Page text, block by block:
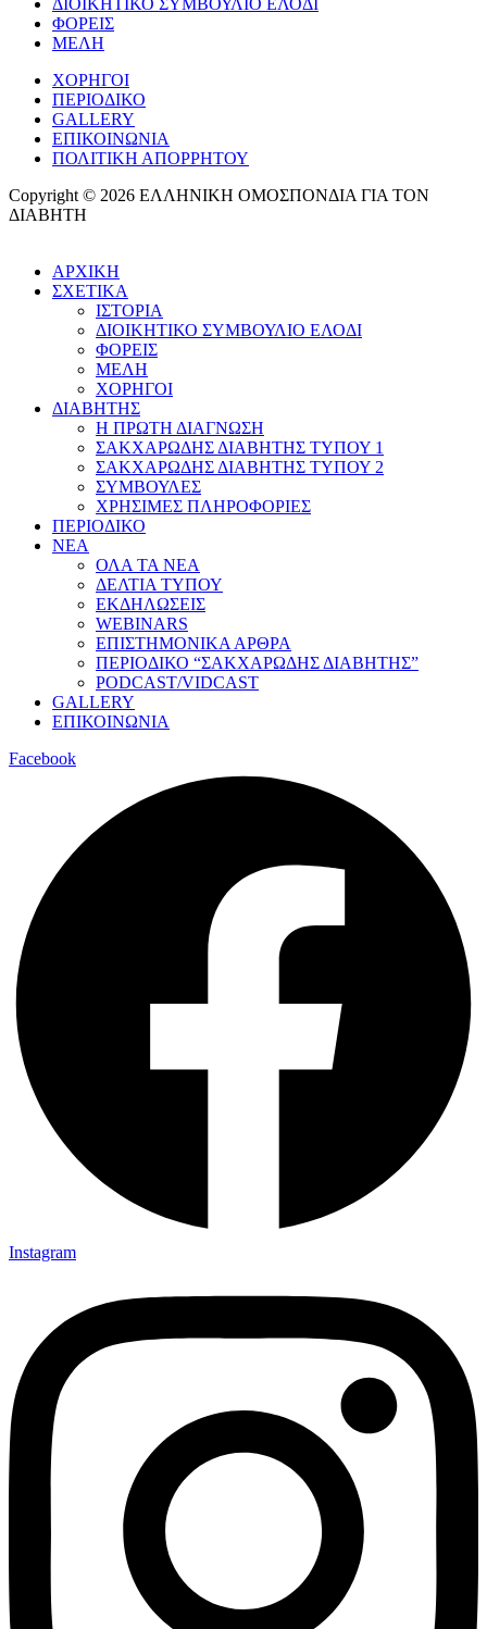
ΔΙΟΙΚΗΤΙΚΟ ΣΥΜΒΟΥΛΙΟ ΕΛΟΔΙ
ΦΟΡΕΙΣ
ΜΕΛΗ
ΧΟΡΗΓΟΙ
ΠΕΡΙΟΔΙΚΟ
GALLERY
ΕΠΙΚΟΙΝΩΝΙΑ
ΠΟΛΙΤΙΚΗ ΑΠΟΡΡΗΤΟΥ
Copyright © 2026 ΕΛΛΗΝΙΚΗ ΟΜΟΣΠΟΝΔΙΑ ΓΙΑ ΤΟΝ
ΔΙΑΒΗΤΗ
ΑΡΧΙΚΗ
ΣΧΕΤΙΚΑ
ΙΣΤΟΡΙΑ
ΔΙΟΙΚΗΤΙΚΟ ΣΥΜΒΟΥΛΙΟ ΕΛΟΔΙ
ΦΟΡΕΙΣ
ΜΕΛΗ
ΧΟΡΗΓΟΙ
ΔΙΑΒΗΤΗΣ
Η ΠΡΩΤΗ ΔΙΑΓΝΩΣΗ
ΣΑΚΧΑΡΩΔΗΣ ΔΙΑΒΗΤΗΣ ΤΥΠΟΥ 1
ΣΑΚΧΑΡΩΔΗΣ ΔΙΑΒΗΤΗΣ ΤΥΠΟΥ 2
ΣΥΜΒΟΥΛΕΣ
ΧΡΗΣΙΜΕΣ ΠΛΗΡΟΦΟΡΙΕΣ
ΠΕΡΙΟΔΙΚΟ
ΝΕΑ
ΟΛΑ ΤΑ ΝΕΑ
ΔΕΛΤΙΑ ΤΥΠΟΥ
ΕΚΔΗΛΩΣΕΙΣ
WEBINARS
ΕΠΙΣΤΗΜΟΝΙΚΑ ΑΡΘΡΑ
ΠΕΡΙΟΔΙΚΟ “ΣΑΚΧΑΡΩΔΗΣ ΔΙΑΒΗΤΗΣ”
PODCAST/VIDCAST
GALLERY
ΕΠΙΚΟΙΝΩΝΙΑ
Facebook
Instagram